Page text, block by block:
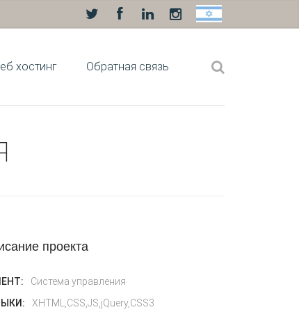
хостинг Обратная связь
проекта
Система управления
XHTML,CSS,JS,jQuery,CSS3